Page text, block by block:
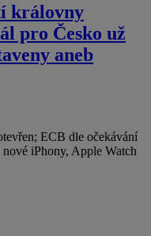
královny
pro Česko už
aneb
ECB dle očekávání
iPhony, Apple Watch